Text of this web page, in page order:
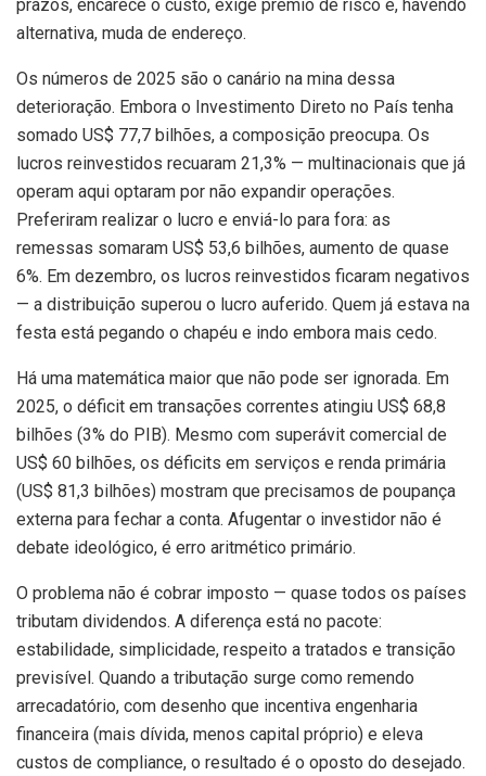
prazos, encarece o custo, exige prêmio de risco e, havendo
alternativa, muda de endereço.
Os números de 2025 são o canário na mina dessa
deterioração. Embora o Investimento Direto no País tenha
somado US$ 77,7 bilhões, a composição preocupa. Os
lucros reinvestidos recuaram 21,3% — multinacionais que já
operam aqui optaram por não expandir operações.
Preferiram realizar o lucro e enviá-lo para fora: as
remessas somaram US$ 53,6 bilhões, aumento de quase
6%. Em dezembro, os lucros reinvestidos ficaram negativos
— a distribuição superou o lucro auferido. Quem já estava na
festa está pegando o chapéu e indo embora mais cedo.
Há uma matemática maior que não pode ser ignorada. Em
2025, o déficit em transações correntes atingiu US$ 68,8
bilhões (3% do PIB). Mesmo com superávit comercial de
US$ 60 bilhões, os déficits em serviços e renda primária
(US$ 81,3 bilhões) mostram que precisamos de poupança
externa para fechar a conta. Afugentar o investidor não é
debate ideológico, é erro aritmético primário.
O problema não é cobrar imposto — quase todos os países
tributam dividendos. A diferença está no pacote:
estabilidade, simplicidade, respeito a tratados e transição
previsível. Quando a tributação surge como remendo
arrecadatório, com desenho que incentiva engenharia
financeira (mais dívida, menos capital próprio) e eleva
custos de compliance, o resultado é o oposto do desejado.